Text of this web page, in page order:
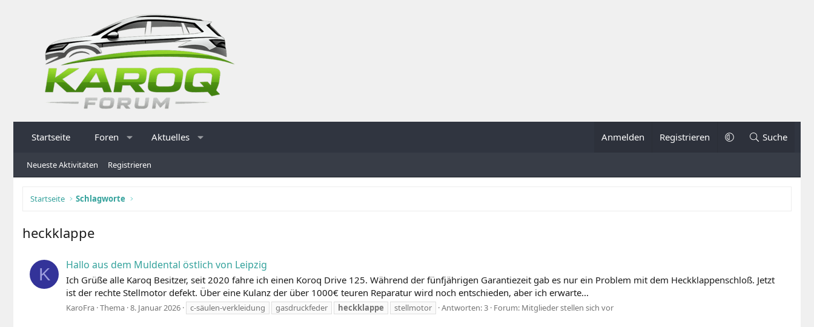
Startseite Foren Aktuelles Anmelden Registrieren Suche
Neueste Aktivitäten Registrieren
Startseite Schlagworte
heckklappe
K Hallo aus dem Muldental östlich von Leipzig
Ich Grüße alle Karoq Besitzer, seit 2020 fahre ich einen Koroq Drive 125. Während der fünfjährigen Garantiezeit gab es nur ein Problem mit dem Heckklappenschloß. Jetzt
ist der rechte Stellmotor defekt. Über eine Kulanz der über 1000€ teuren Reparatur wird noch entschieden, aber ich erwarte...
KaroFra Thema 8. Januar 2026 c-säulen-verkleidung gasdruckfeder heckklappe stellmotor Antworten: 3 Forum: Mitglieder stellen sich vor